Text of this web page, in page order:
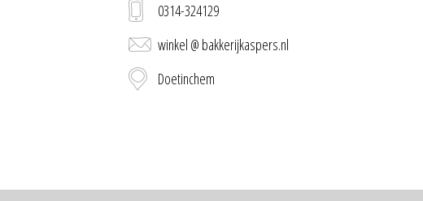
0314-324129
winkel @ bakkerijkaspers.nl
Doetinchem